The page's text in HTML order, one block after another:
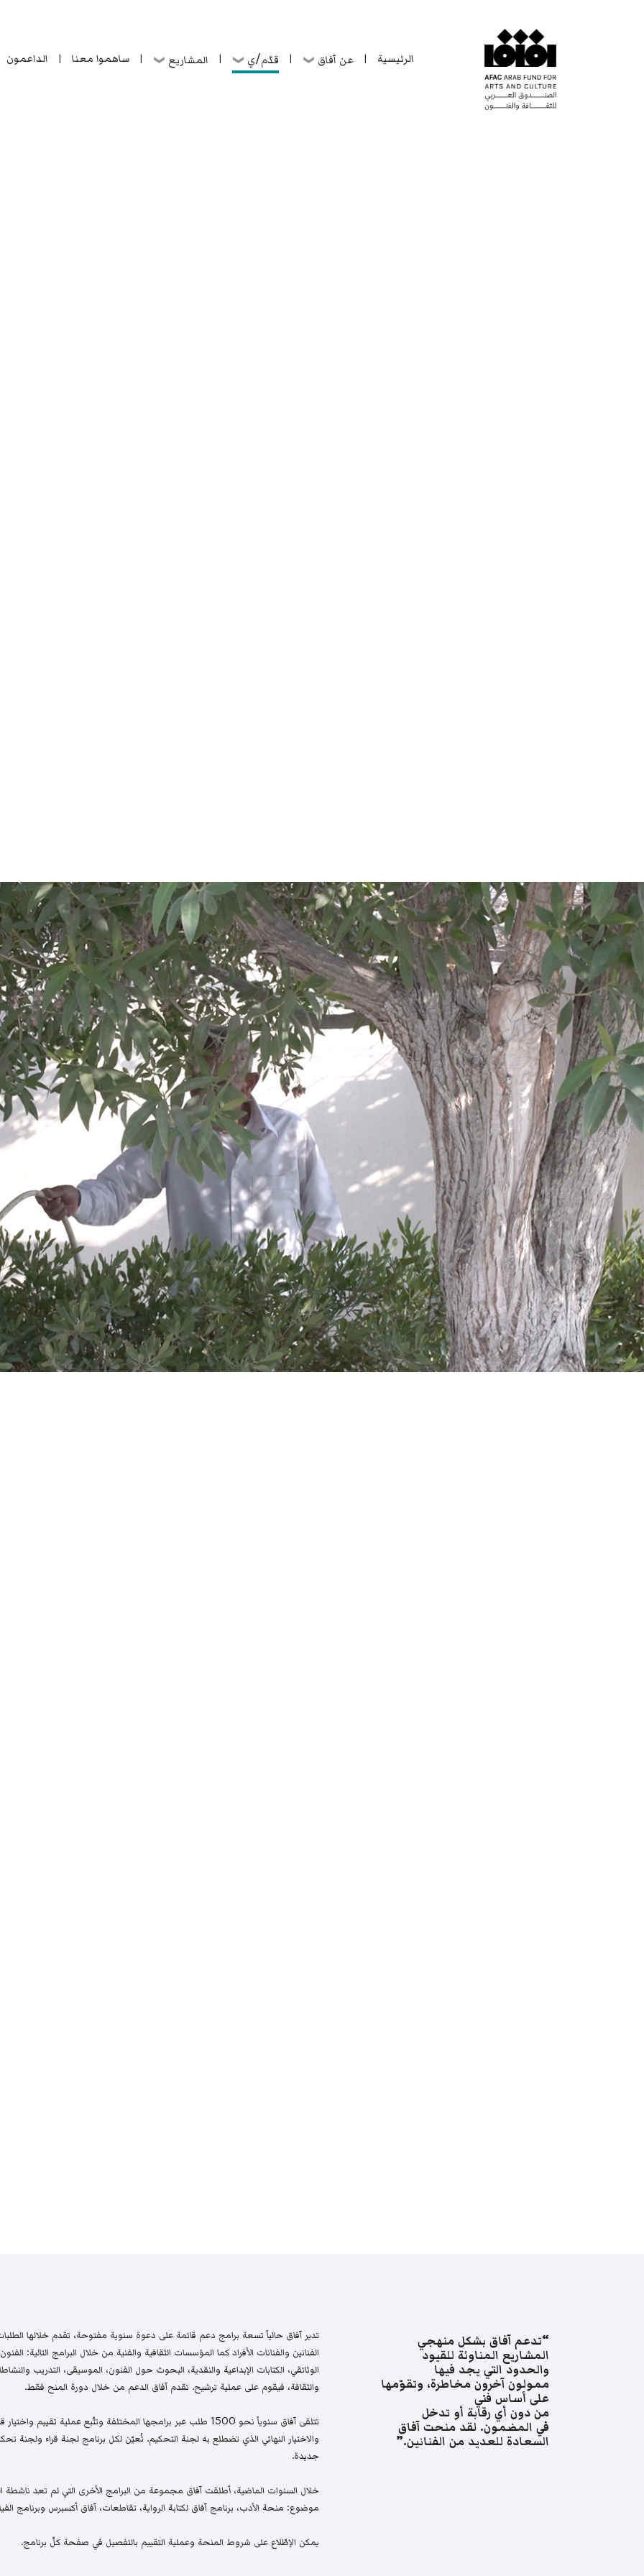
الرئيسية | عن آفاق | قدّم/ي | المشاريع | ساهموا معنا | الداعمون
“تدعم آفاق بشكل منهجي
المشاريع المناوئة للقيود
والحدود التي يجد فيها
ممولون آخرون مخاطرة، وتقوّمها
على أساس فني
من دون أي رقابة أو تدخل
في المضمون. لقد منحت آفاق
السعادة للعديد من الفنانين.”
تدير آفاق حالياً تسعة برامج دعم قائمة على دعوة سنوية مفتوحة، تقدم خلالها
الفنانين والفنانات الأفراد كما المؤسسات الثقافية والفنية من خلال البرامج التالية:
الوثائقي، الكتابات الإبداعية والنقدية، البحوث حول الفنون، الموسيقى، التدريب
والثقافة، فيقوم على عملية ترشيح. تقدم آفاق الدعم من خلال دورة المنح فقط.
تتلقى آفاق سنوياً نحو 1500 طلب عبر برامجها المختلفة وتتّبع عملية
والاختيار النهائي الذي تضطلع به لجنة التحكيم. تُعيّن لكل برنامج لجنة قراء
جديدة.
خلال السنوات الماضية، أطلقت آفاق مجموعة من البرامج الأخرى التي لم تعد ناشطة
موضوع: منحة الأدب، برنامج آفاق لكتابة الرواية، تقاطعات، آفاق أكسبرس وبرنامج
يمكن الإطّلاع على شروط المنحة وعملية التقييم بالتفصيل في صفحة كلّ برنامج.